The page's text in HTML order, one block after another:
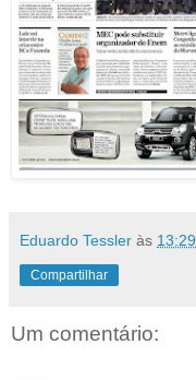
Eduardo Tessler às 13:29
Compartilhar
Um comentário: